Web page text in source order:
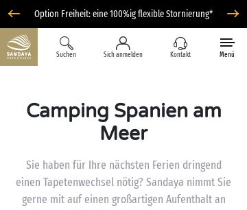
Option Freiheit: eine 100%ig flexible Stornierung*
Suchen Sich anmelden Kontakt Menü
Camping Spanien am
Meer
Sie haben für Ihre nächsten Ferien dringend
einen Tapetenwechsel nötig? Sandaya nimmt Sie
gerne mit auf einen großartigen Aufenthalt an